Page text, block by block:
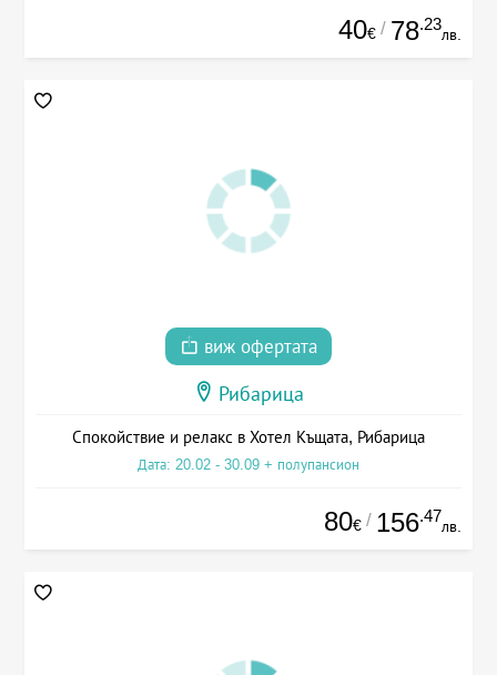
40€ / 78.23
лв.
виж офертата
Рибарица
Спокойствие и релакс в Хотел Къщата, Рибарица
Дата: 20.02 - 30.09 + полупансион
80€ / 156.47
лв.